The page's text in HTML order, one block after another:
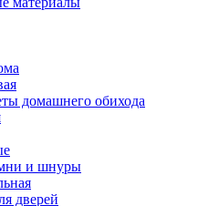
домашнего обихода
и шнуры
дверей